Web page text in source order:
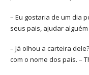
– Eu gostaria de um dia
seus pais, ajudar
– Já olhou a carteira
com o nome dos pais. –